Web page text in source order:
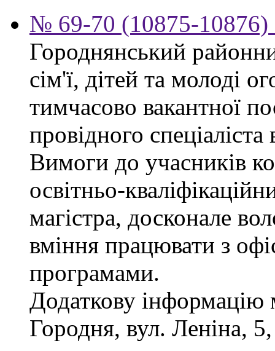
№ 69-70 (10875-10876)
Городнянський
сім'ї, дітей та молоді
тимчасово вакантної
провідного
Вимоги до учасників
освітньо-
магістра, досконале
вміння працювати з
програмами.
Додаткову
Городня, вул. Леніна,